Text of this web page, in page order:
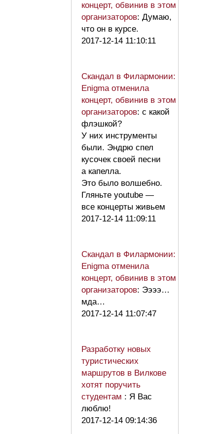
концерт, обвинив в этом
организаторов: Думаю,
что он в курсе.
2017-12-14 11:10:11
Скандал в Филармонии:
Enigma отменила
концерт, обвинив в этом
организаторов: с какой
флэшкой?
У них инструменты
были. Эндрю спел
кусочек своей песни
а капелла.
Это было волшебно.
Гляньте youtube —
все концерты живьем
2017-12-14 11:09:11
Скандал в Филармонии:
Enigma отменила
концерт, обвинив в этом
организаторов: Ээээ…
мда…
2017-12-14 11:07:47
Разработку новых
туристических
маршрутов в Вилкове
хотят поручить
студентам : Я Вас
люблю!
2017-12-14 09:14:36